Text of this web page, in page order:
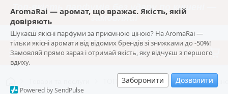
AromaRai — аромат, що вражає. Якість, якій
довіряють
Шукаєш якісні парфуми за приємною ціною? На AromaRai —
тільки якісні аромати від відомих брендів зі знижками до -50%!
Замовляй прямо зараз і отримай якість, яку відчуєш з першого
вдиху.
Заборонити Дозволити
Powered by SendPulse
Топ-якість парфумів без удару по кишені —
замовляй!
AromaRai
ТОП ароматів 2026 🔥 Стійка